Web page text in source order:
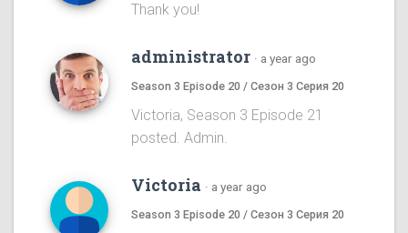
Thank you!
administrator · a year ago
Season 3 Episode 20 / Сезон 3 Серия 20
Victoria, Season 3 Episode 21
posted. Admin.
Victoria · a year ago
Season 3 Episode 20 / Сезон 3 Серия 20